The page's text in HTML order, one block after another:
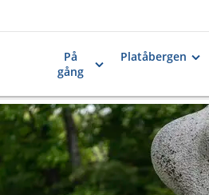
På
gång
Platåbergen